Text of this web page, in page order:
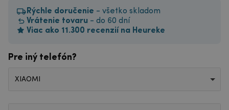
Rýchle doručenie - všetko skladom
Vrátenie tovaru - do 60 dní
Viac ako 11.300 recenzií na Heureke
Pre iný telefón?
XIAOMI